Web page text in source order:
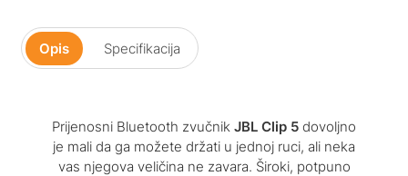
Opis Specifikacija
Prijenosni Bluetooth zvučnik JBL Clip 5 dovoljno
je mali da ga možete držati u jednoj ruci, ali neka
vas njegova veličina ne zavara. Široki, potpuno